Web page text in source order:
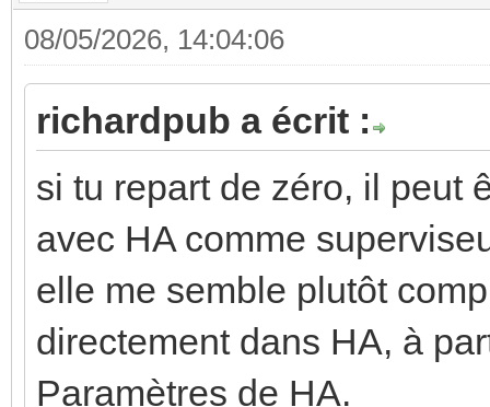
08/05/2026, 14:04:06
richardpub a écrit :
si tu repart de zéro, il peut
avec HA comme
elle me semble plutôt
directement dans HA, à
Paramètres de HA.